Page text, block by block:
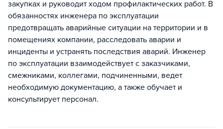
закупках и руководит ходом профилактических работ. В
обязанностях инженера по эксплуатации
предотвращать аварийные ситуации на территории и в
помещениях компании, расследовать аварии и
инциденты и устранять последствия аварий. Инженер
по эксплуатации взаимодействует с заказчиками,
смежниками, коллегами, подчиненными, ведет
необходимую документацию, а также обучает и
консультирует персонал.